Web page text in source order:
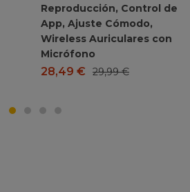
Reproducción, Control de
App, Ajuste Cómodo,
Wireless Auriculares con
Micrófono
28,49 € 29,99€